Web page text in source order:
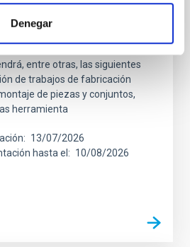
Denegar
selectivo para el ingreso, como
entre otras, las siguientes
de trabajos de fabricación
de piezas y conjuntos,
herramienta
13/07/2026
hasta el
10/08/2026